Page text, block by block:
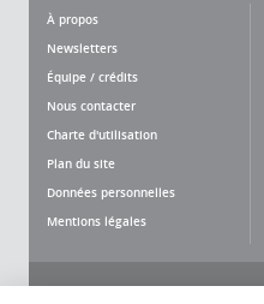
À propos
Newsletters
Équipe / crédits
Nous contacter
Charte d'utilisation
Plan du site
Données personnelles
Mentions légales